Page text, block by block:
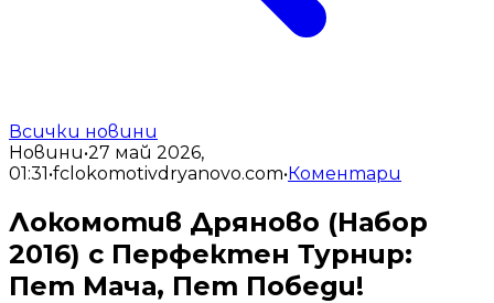
Всички новини
Новини•27 май 2026,
01:31•fclokomotivdryanovo.com•Коментари
Локомотив Дряново (Набор
2016) с Перфектен Турнир:
Пет Мача, Пет Победи!